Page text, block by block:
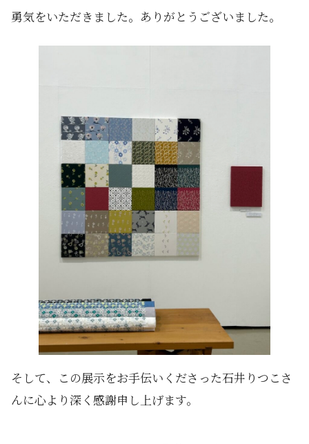
勇気をいただきました。ありがとうございました。
そして、この展示をお手伝いくださった石井りつこさ
んに心より深く感謝申し上げます。